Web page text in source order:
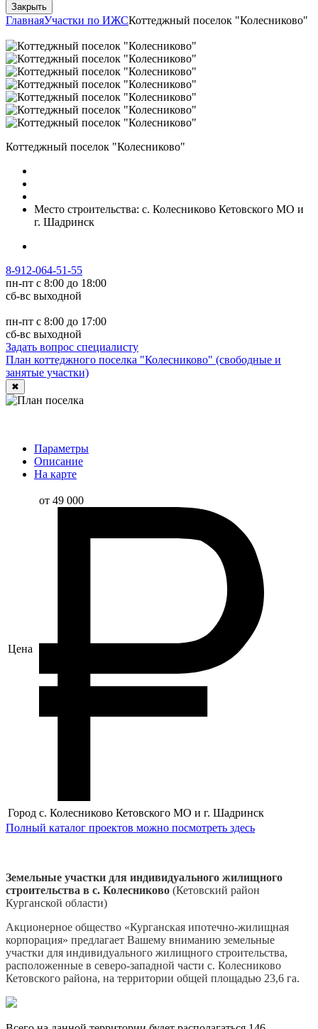
Закрыть
ГлавнаяУчастки по ИЖСКоттеджный поселок "Колесниково"
Коттеджный поселок "Колесниково"
Место строительства: с. Колесниково Кетовского МО и
г. Шадринск
8-912-064-51-55
пн-пт с 8:00 до 18:00
сб-вс выходной
пн-пт с 8:00 до 17:00
сб-вс выходной
Задать вопрос специалисту
План коттеджного поселка "Колесниково" (свободные и
занятые участки)
✖
Параметры
Описание
На карте
Цена
от 49 000
Город с. Колесниково Кетовского МО и г. Шадринск
Полный каталог проектов можно посмотреть здесь
Земельные участки для индивидуального жилищного
строительства в с. Колесниково (Кетовский район
Курганской области)
Акционерное общество «Курганская ипотечно-жилищная
корпорация» предлагает Вашему вниманию земельные
участки для индивидуального жилищного строительства,
расположенные в северо-западной части с. Колесниково
Кетовского района, на территории общей площадью 23,6 га.